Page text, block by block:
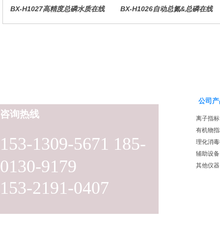
BX-H1027高精度总磷水质在线
BX-H1026自动总氮&总磷在线
153-1309-5671 185-
0130-9179
153-2191-0407
咨询热线
公司
离子指标
有机物
理化消
辅助设备
其他仪器